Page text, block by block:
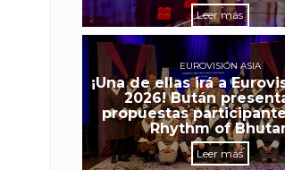
Leer más
EUROVISIÓN ASIA
¡Una de ellas irá a
2026! Bután
propuestas
Rhythm of
Leer más